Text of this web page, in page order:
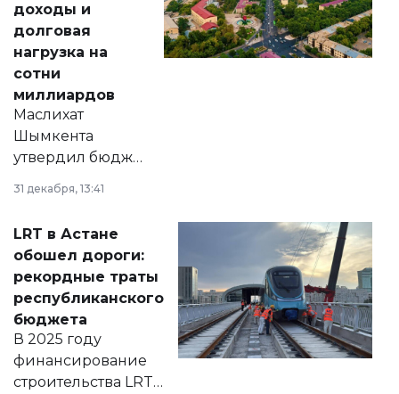
доходы и
долговая
нагрузка на
сотни
миллиардов
Маслихат
Шымкента
утвердил бюджет
города на 2026–
2028 годы.
документ
появился в базе
нормативных
правовых актов и
на сайте маслихат
города.
31 декабря, 13:41
LRT в Астане
обошел дороги:
рекордные траты
республиканского
бюджета
В 2025 году
финансирование
строительства LRT